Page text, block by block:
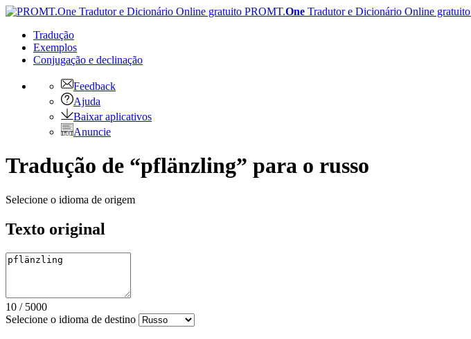
PROMT.One Tradutor e Dicionário Online gratuito
Tradução
Exemplos
Conjugação e declinação
Feedback
Ajuda
Baixar aplicativos
Anuncie
Tradução de “pflänzling” para o russo
Selecione o idioma de origem
Texto original
10 / 5000
Selecione o idioma de destino